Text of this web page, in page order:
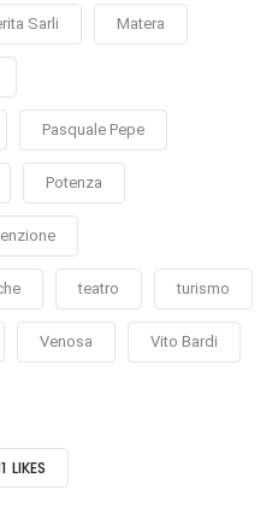
Sarli Matera
Pasquale Pepe
Potenza
teatro turismo
Venosa Vito Bardi
LIKES